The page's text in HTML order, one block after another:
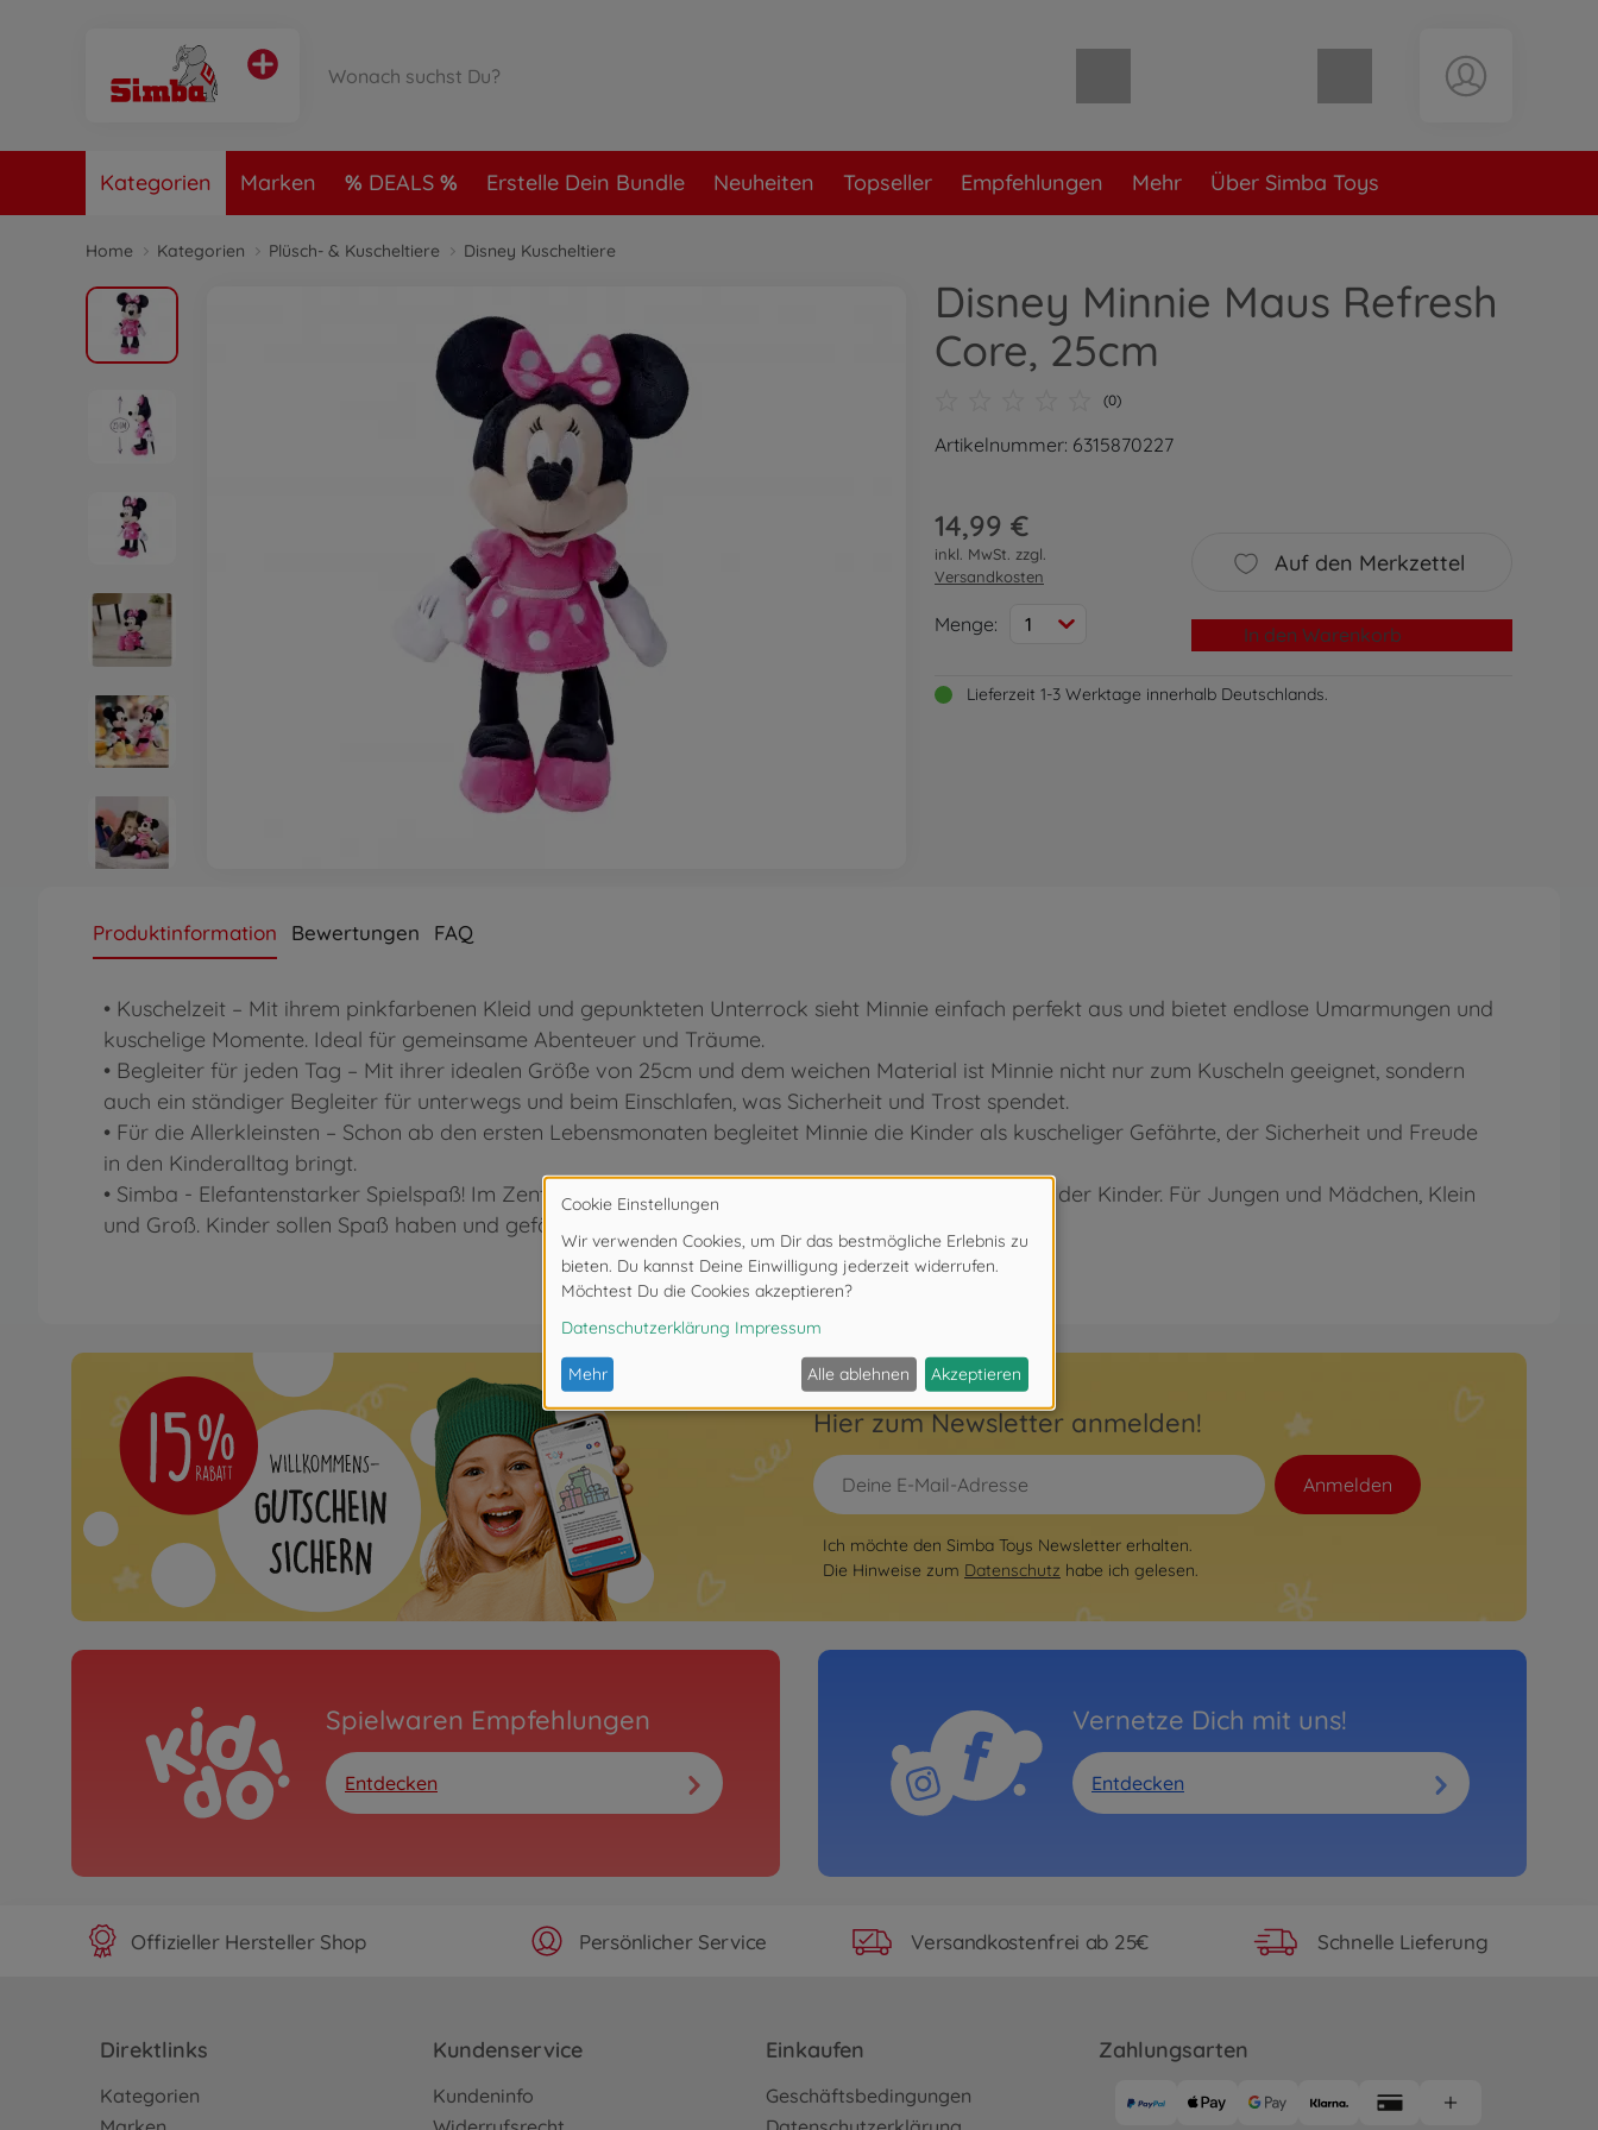
Warenkorb leer
Kategorien Marken DEALS Erstelle Dein Bundle Neuheiten Topseller Empfehlungen Mehr Über Simba Toys
Home Kategorien Plüsch- & Kuscheltiere Disney Kuscheltiere
Disney Minnie Maus Refresh
Core, 25cm
(0)
Artikelnummer: 6315870227
14,99 €
inkl. MwSt. zzgl.
Versandkosten
Menge: 1
Auf den Merkzettel
In den Warenkorb
Lieferzeit 1-3 Werktage innerhalb Deutschlands.
Produktinformation Bewertungen FAQ
• Kuschelzeit – Mit ihrem pinkfarbenen Kleid und gepunkteten Unterrock sieht Minnie einfach perfekt aus und bietet endlose Umarmungen und
kuschelige Momente. Ideal für gemeinsame Abenteuer und Träume.
• Begleiter für jeden Tag – Mit ihrer idealen Größe von 25cm und dem weichen Material ist Minnie nicht nur zum Kuscheln geeignet, sondern
auch ein ständiger Begleiter für unterwegs und beim Einschlafen, was Sicherheit und Trost spendet.
• Für die Allerkleinsten – Schon ab den ersten Lebensmonaten begleitet Minnie die Kinder als kuscheliger Gefährte, der Sicherheit und Freude
in den Kinderalltag bringt.
• Simba - Elefantenstarker Spielspaß! Im Zentrum der Produktentwicklung steht die Begeisterung der Kinder. Für Jungen und Mädchen, Klein
und Groß. Kinder sollen Spaß haben und gefördert werden.
Hier zum Newsletter anmelden!
Anmelden
Ich möchte den Simba Toys Newsletter erhalten.
Die Hinweise zum Datenschutz habe ich gelesen.
Spielwaren Empfehlungen
Entdecken
Vernetze Dich mit uns!
Entdecken
Offizieller Hersteller Shop Persönlicher Service Versandkostenfrei ab 25€ Schnelle Lieferung
Direktlinks
Kategorien
Kundenservice
Kundeninfo
Einkaufen
Geschäftsbedingungen
Zahlungsarten